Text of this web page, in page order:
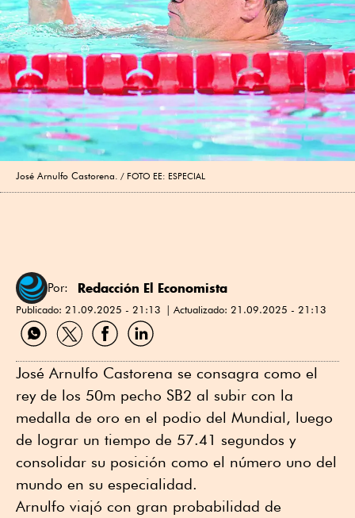
José Arnulfo Castorena. FOTO EE: ESPECIAL
Por: Redacción El Economista
Publicado: 21.09.2025 - 21:13 Actualizado: 21.09.2025 - 21:13
Compartir
por
Compartir
por
Compartir
por
Compartir
por
José Arnulfo Castorena se consagra como el
rey de los 50m pecho SB2 al subir con la
medalla de oro en el podio del Mundial, luego
de lograr un tiempo de 57.41 segundos y
consolidar su posición como el número uno del
mundo en su especialidad.
Arnulfo viajó con gran probabilidad de